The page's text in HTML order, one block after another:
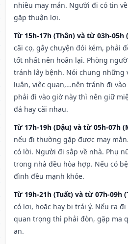
nhiều may mắn. Người đi có tin
gặp thuận lợi.
Từ 15h-17h (Thân) và từ 03h-05h
cãi cọ, gây chuyện đói kém, phải
tốt nhất nên hoãn lại. Phòng
tránh lây bệnh. Nói chung những
luận, việc quan,…nên tránh đi
phải đi vào giờ này thì nên giữ
đả hay cãi nhau.
Từ 17h-19h (Dậu) và từ 05h-07h
nếu đi thường gặp được may
có lời. Người đi sắp về nhà. Phụ
trong nhà đều hòa hợp. Nếu có
đình đều mạnh khỏe.
Từ 19h-21h (Tuất) và từ 07h-09h
có lợi, hoặc hay bị trái ý. Nếu ra
quan trọng thì phải đòn, gặp ma
an.